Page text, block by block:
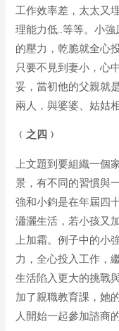
工作效率差，太太又
理能力低…等等。小
的壓力，乾脆就全心
只要不見到妻小，心
妥，當初他的父親就
兩人，與婆婆、姑姑
﹙之四 ﹚
上文題到要組織一個
景，有不同的習慣與
強和小鈞是在年屆四
瀟灑生活，若小孩又
上加霜。例子中的小
力，全心投入工作，
生活陷入更大的挑戰
加了親職教育課，她
人開始一起參加諮商